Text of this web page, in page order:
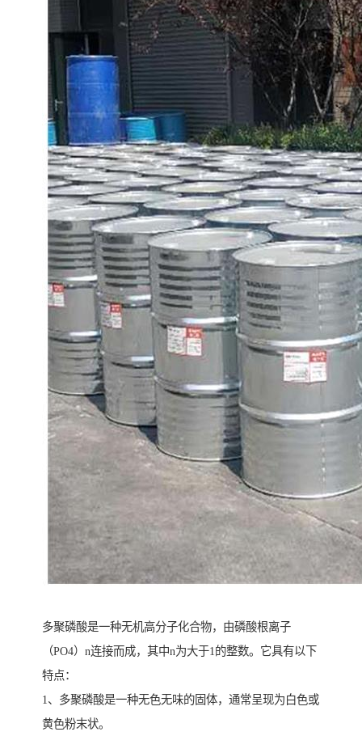
多聚磷酸是一种无机高分子化合物，由磷酸根离子
（PO4）n连接而成，其中n为大于1的整数。它具有以下
特点：
1、多聚磷酸是一种无色无味的固体，通常呈现为白色或
黄色粉末状。